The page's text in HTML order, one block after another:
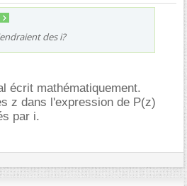
des i?
écrit mathématiquement.
z dans l'expression de P(z)
par i.